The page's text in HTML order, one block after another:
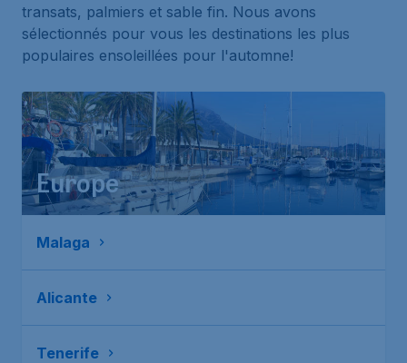
transats, palmiers et sable fin. Nous avons
sélectionnés pour vous les destinations les plus
populaires ensoleillées pour l'automne!
Europe
Malaga
Alicante
Tenerife